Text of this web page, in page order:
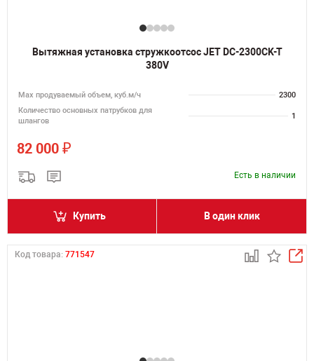
Вытяжная установка стружкоотсос JET DC-2300CK-T
380V
Мах продуваемый объем, куб.м/ч
2300
Количество основных патрубков для
шлангов
1
82 000 ₽
Есть в наличии
Купить В один клик
Код товара: 771547